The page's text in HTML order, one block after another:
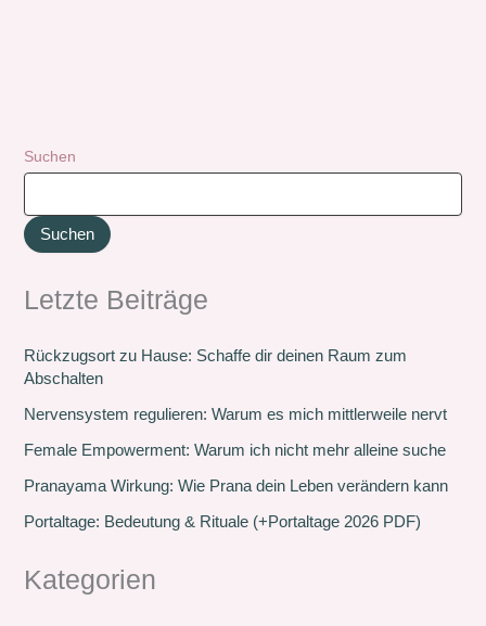
Suchen
Suchen
Letzte Beiträge
Rückzugsort zu Hause: Schaffe dir deinen Raum zum
Abschalten
Nervensystem regulieren: Warum es mich mittlerweile nervt
Female Empowerment: Warum ich nicht mehr alleine suche
Pranayama Wirkung: Wie Prana dein Leben verändern kann
Portaltage: Bedeutung & Rituale (+Portaltage 2026 PDF)
Kategorien